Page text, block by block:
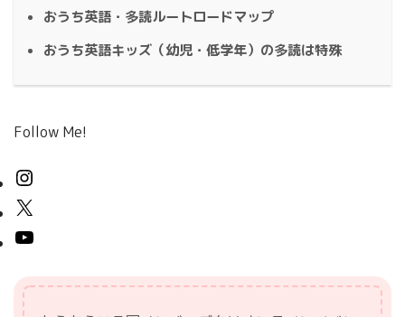
おうち英語・多読ルートロードマップ
おうち英語キッズ（幼児・低学年）の多読は特殊
Follow Me!